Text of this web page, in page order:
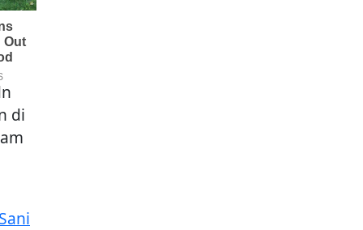
di